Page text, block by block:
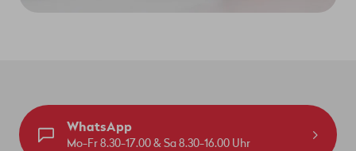
WhatsApp
Mo-Fr 8.30-17.00 & Sa 8.30-16.00 Uhr